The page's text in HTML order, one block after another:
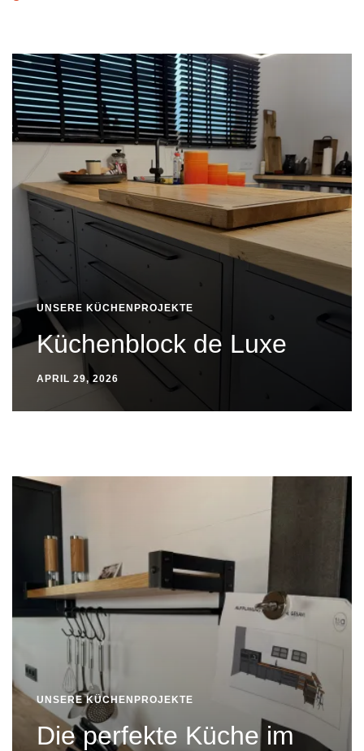
UNSERE KÜCHENPROJEKTE
Küchenblock de Luxe
APRIL 29, 2026
UNSERE KÜCHENPROJEKTE
Die perfekte Küche im